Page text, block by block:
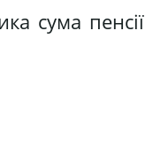
сума пенсії